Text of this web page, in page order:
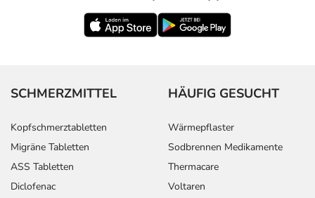
SCHMERZMITTEL
Kopfschmerztabletten
Migräne Tabletten
ASS Tabletten
Diclofenac
HÄUFIG GESUCHT
Wärmepflaster
Sodbrennen Medikamente
Thermacare
Voltaren